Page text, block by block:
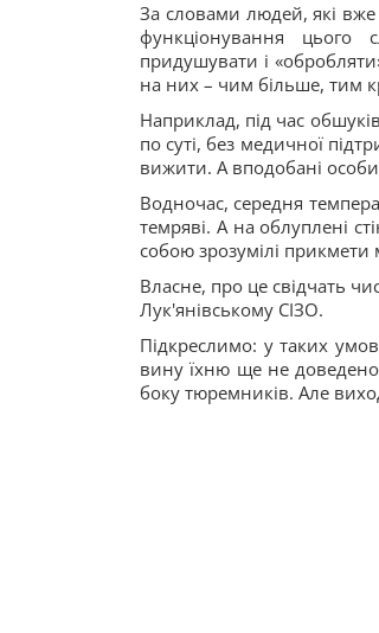
За словами людей, які вже
функціонування цього
придушувати і
на них – чим більше, тим
Наприклад, під час
по суті, без медичної
вижити. А вподобані
Водночас, середня
темряві. А на облуплені
собою зрозумілі прикмети
Власне, про це свідчать
Лук'янівському СІЗО.
Підкреслимо: у таких
вину їхню ще не
боку тюремників. Але